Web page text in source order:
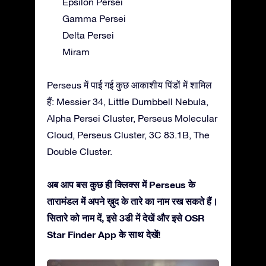
Gamma Persei
Delta Persei
Miram
Perseus में पाई गई कुछ आकाशीय पिंडों में शामिल
हैं: Messier 34, Little Dumbbell Nebula,
Alpha Persei Cluster, Perseus Molecular
Cloud, Perseus Cluster, 3C 83.1B, The
Double Cluster.
अब आप बस कुछ ही क्लिक्स में Perseus के
तारामंडल में अपने ख़ुद के तारे का नाम रख सकते हैं।
सितारे को नाम दें, इसे 3डी में देखें और इसे OSR
Star Finder App के साथ देखें!